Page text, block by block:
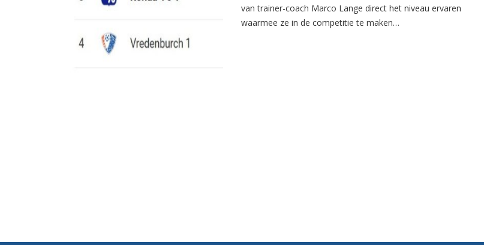
van trainer-coach Marco Lange direct het niveau ervaren
waarmee ze in de competitie te maken…